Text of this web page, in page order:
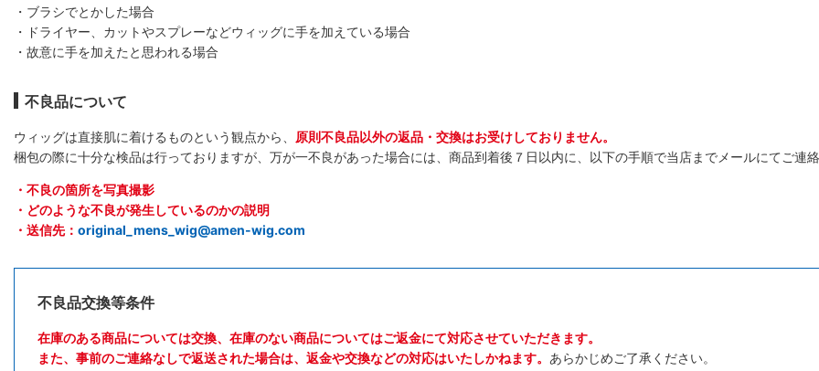
・ブラシでとかした場合
・ドライヤー、カットやスプレーなどウィッグに手を加えている場合
・故意に手を加えたと思われる場合
不良品について
ウィッグは直接肌に着けるものという観点から、 原則不良品以外の返品・交換はお受けしておりません。
梱包の際に十分な検品は行っておりますが、万が一不良があった場合には、商品到着後７日以内に、以下の手順で当店までメールにてご連
・不良の箇所を写真撮影
・どのような不良が発生しているのかの説明
・送信先： original_mens_wig@amen-wig.com
不良品交換等条件
在庫のある商品については交換、在庫のない商品についてはご返金にて対応させていただきます。
また、事前のご連絡なしで返送された場合は、返金や交換などの対応はいたしかねます。 あらかじめご了承ください。